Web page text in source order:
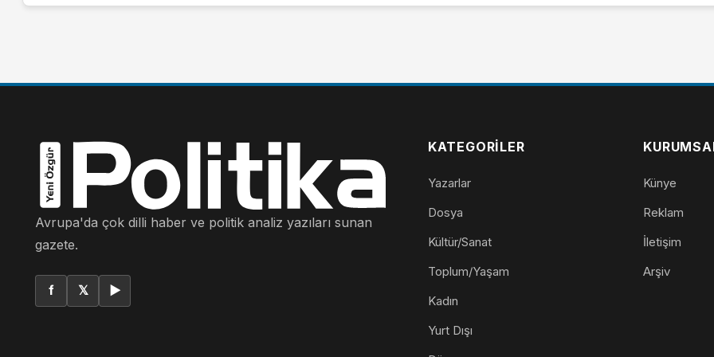
Avrupa'da çok dilli haber ve politik analiz yazıları sunan
gazete.
f 𝕏 ▶
KATEGORILER
Yazarlar
Dosya
Kültür/Sanat
Toplum/Yaşam
Kadın
Yurt Dışı
Künye
Reklam
İletişim
Arşiv